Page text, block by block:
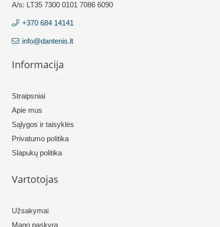
A/s: LT35 7300 0101 7086 6090
+370 684 14141
info@dantenis.lt
Informacija
Straipsniai
Apie mus
Sąlygos ir taisyklės
Privatumo politika
Slapukų politika
Vartotojas
Užsakymai
Mano paskyra